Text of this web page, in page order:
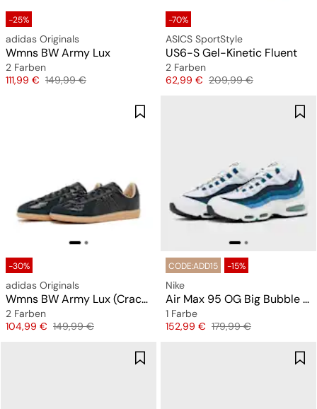
-25%
adidas Originals
Wmns BW Army Lux
2 Farben
Preis
111,99 € Originalpreis
149,99 €
-70%
ASICS SportStyle
US6-S Gel-Kinetic Fluent
2 Farben
Preis
62,99 € Originalpreis
209,99 €
-30%
adidas Originals
Wmns BW Army Lux (Cracked Leather)
2 Farben
Preis
104,99 € Originalpreis
149,99 €
CODE:ADD15 -15%
Nike
Air Max 95 OG Big Bubble "Slate"
1 Farbe
Preis
152,99 € Originalpreis
179,99 €